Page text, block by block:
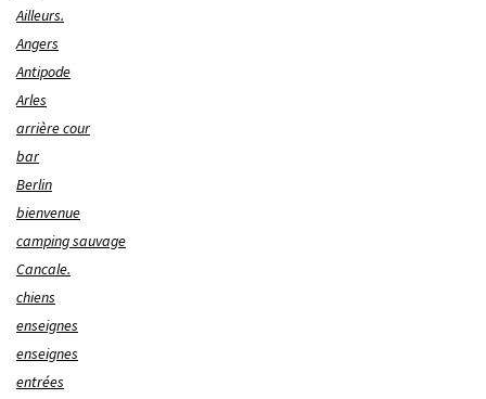
Ailleurs.
Angers
Antipode
Arles
arrière cour
bar
Berlin
bienvenue
camping sauvage
Cancale.
chiens
enseignes
enseignes
entrées